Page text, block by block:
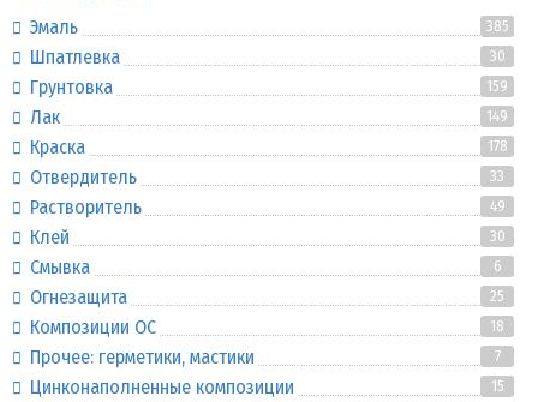
Эмаль 385
Шпатлевка 30
Грунтовка 159
Лак 149
Краска 178
Отвердитель 33
Растворитель 49
Клей 30
Смывка 6
Огнезащита 25
Композиции ОС 18
Прочее: герметики, мастики 7
Цинконаполненные композиции 15